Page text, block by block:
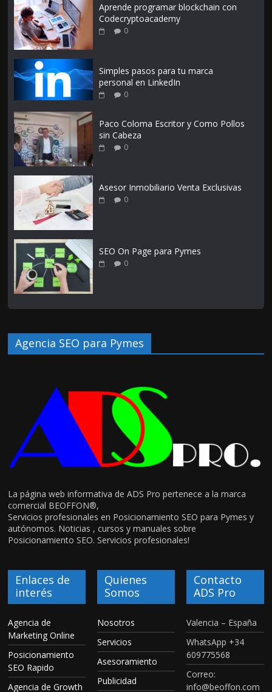
Aprende programar blockchain con
Codecryptoacademy
0
Simples pasos para tu marca
personal en LinkedIn
0
Paco Coloma Escritor y Como Pollos
sin Cabeza
0
Asesor Inmobiliario Venta Exclusivas
0
SEO On Page para Pymes
0
Agencia SEO para Pymes
La página web informativa de ADS Pro pertenece a la marca
comercial BEOFFON®,
Servicios profesionales en Posicionamiento SEO para Pymes y
autónomos. Noticias , cursos y manuales sobre
Posicionamiento SEO. Servicios profesionales!
Enlaces de
interés
Agencia de
Marketing Online
Posicionamiento
SEO Rapido
Agencia de Growth
Quienes
Somos
Nosotros
Servicios
Asesoramiento
Publicidad
Contacto
ADS Pro
Valencia – España
WhatsApp +34
609775568
Correo:
info@beoffon.com